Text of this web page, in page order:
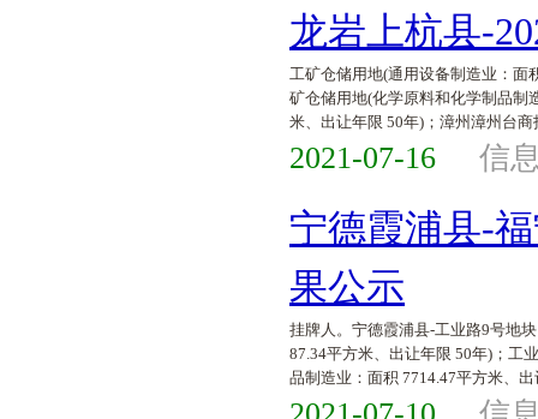
龙岩上杭县-
工矿仓储用地(通用设备制造业：面
矿仓储用地(化学原料和化学制品制
米、出让年限 50年)；漳州漳州台商
2021-07-16 信
宁德霞浦县-
果公示
挂牌人。宁德霞浦县-工业路9号地
87.34平方米、出让年限 50年)；工
品制造业：面积 7714.47平方米、